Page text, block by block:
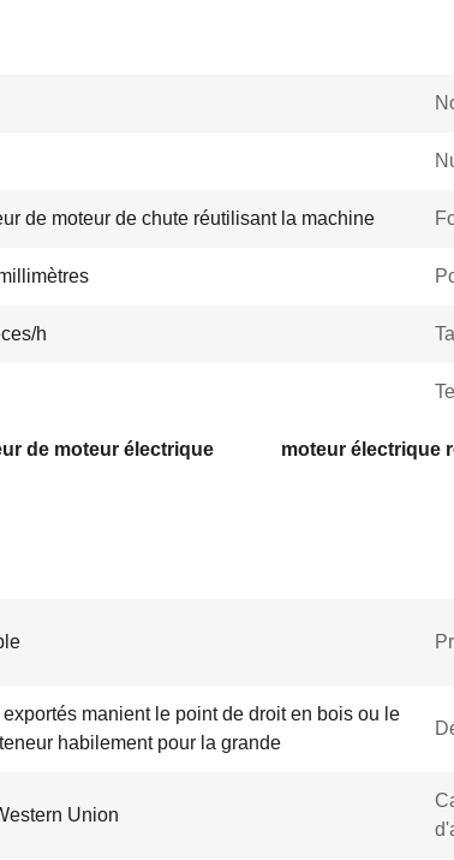
de moteur de chute réutilisant la machine
h
de moteur électrique
manient le point de droit en bois ou le
habilement pour la grande
Union